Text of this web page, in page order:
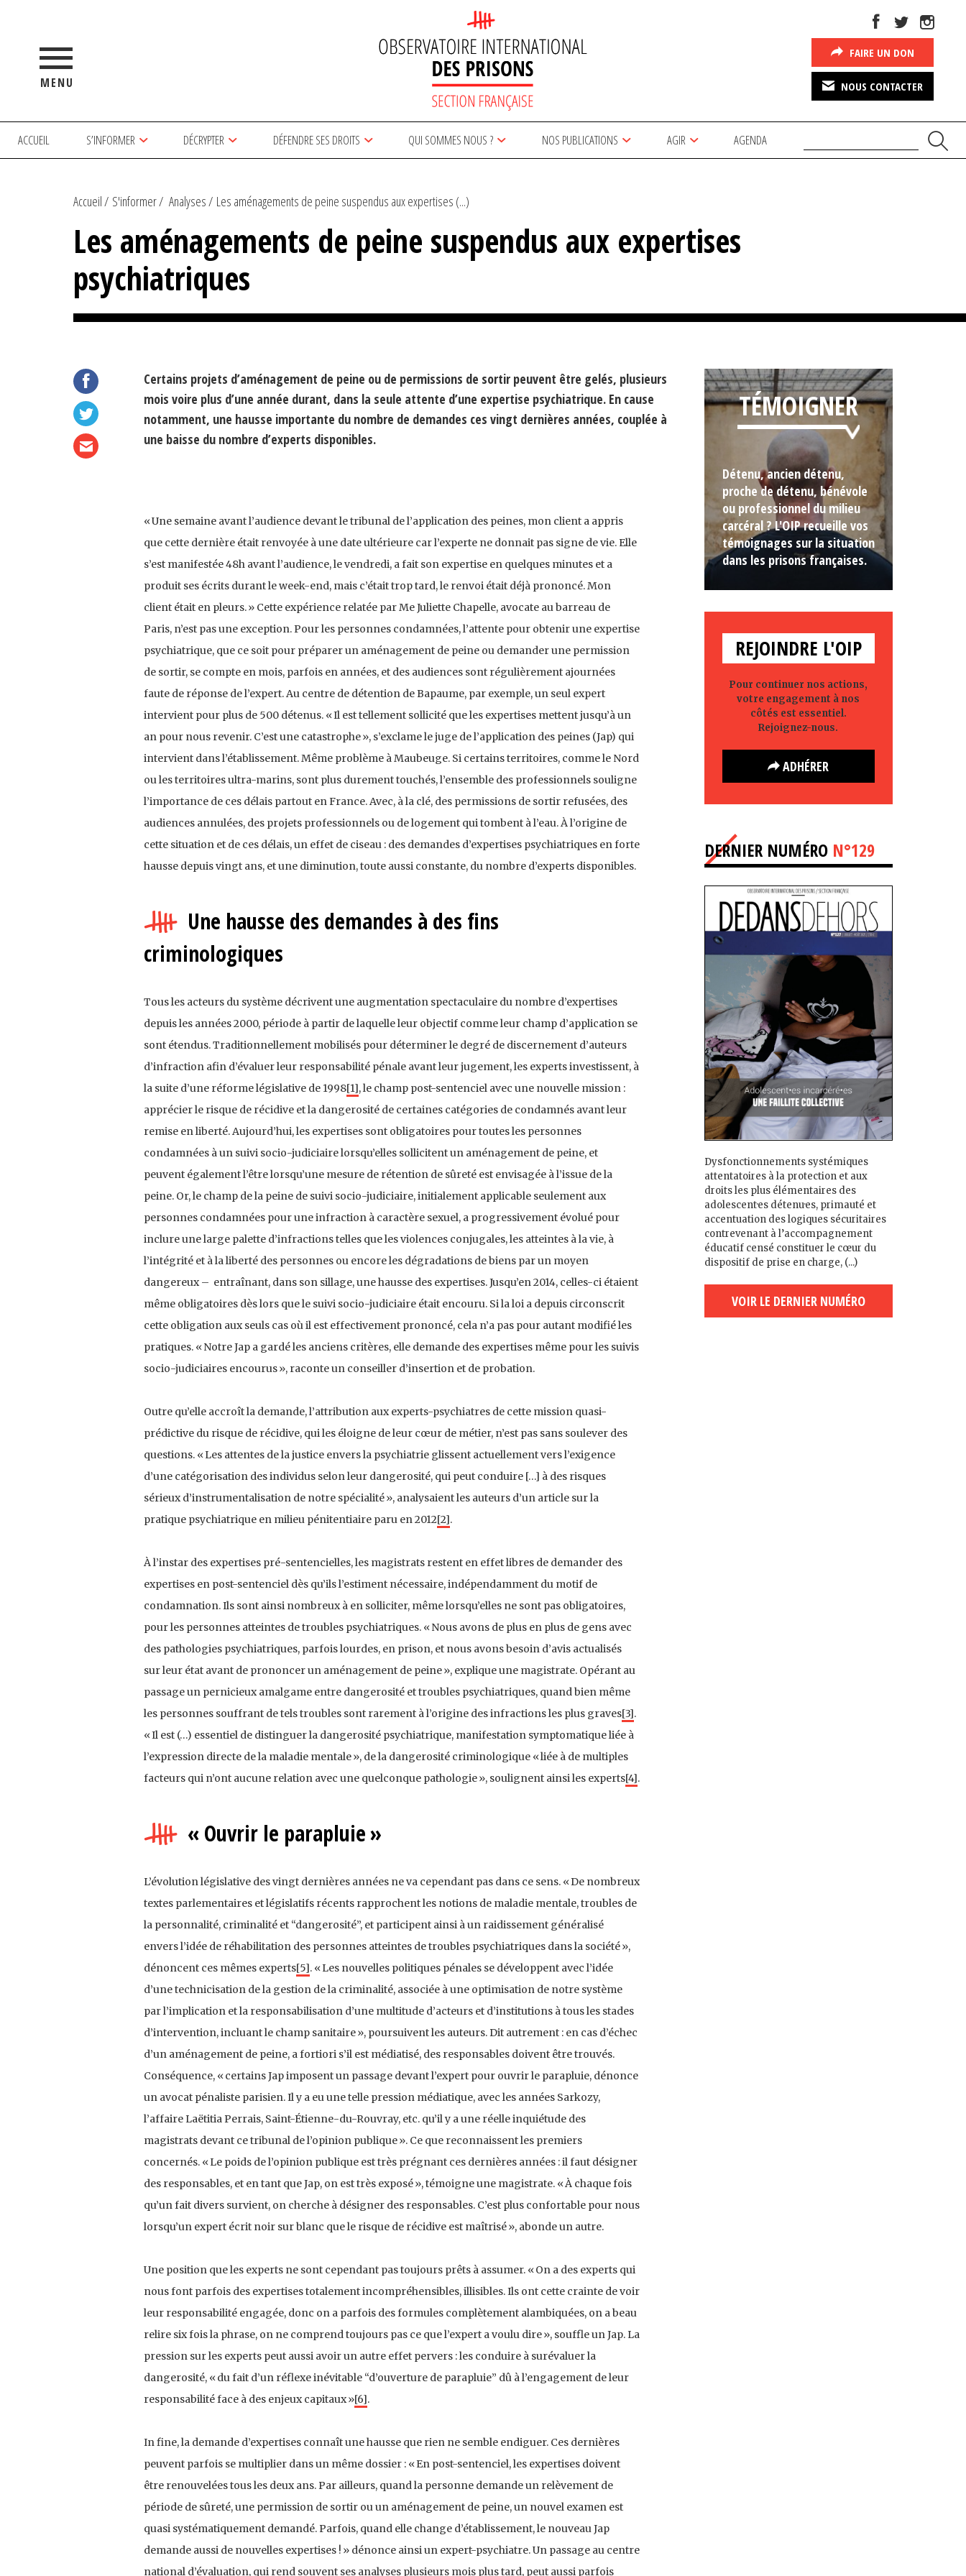
MENU
FAIRE UN DON
NOUS CONTACTER
ACCUEIL S’INFORMER DÉCRYPTER DÉFENDRE SES DROITS QUI SOMMES NOUS ? NOS PUBLICATIONS AGIR AGENDA
Accueil S'informer Analyses Les aménagements de peine suspendus aux expertises (...)
Les aménagements de peine suspendus aux expertises
psychiatriques
Certains projets d’aménagement de peine ou de permissions de sortir peuvent être gelés, plusieurs
mois voire plus d’une année durant, dans la seule attente d’une expertise psychiatrique. En cause
notamment, une hausse importante du nombre de demandes ces vingt dernières années, couplée à
une baisse du nombre d’experts disponibles.
« Une semaine avant l’audience devant le tribunal de l’application des peines, mon client a appris
que cette dernière était renvoyée à une date ultérieure car l’experte ne donnait pas signe de vie. Elle
s’est manifestée 48h avant l’audience, le vendredi, a fait son expertise en quelques minutes et a
produit ses écrits durant le week-end, mais c’était trop tard, le renvoi était déjà prononcé. Mon
client était en pleurs. » Cette expérience relatée par Me Juliette Chapelle, avocate au barreau de
Paris, n’est pas une exception. Pour les personnes condamnées, l’attente pour obtenir une expertise
psychiatrique, que ce soit pour préparer un aménagement de peine ou demander une permission
de sortir, se compte en mois, parfois en années, et des audiences sont régulièrement ajournées
faute de réponse de l’expert. Au centre de détention de Bapaume, par exemple, un seul expert
intervient pour plus de 500 détenus. « Il est tellement sollicité que les expertises mettent jusqu’à un
an pour nous revenir. C’est une catastrophe », s’exclame le juge de l’application des peines (Jap) qui
intervient dans l’établissement. Même problème à Maubeuge. Si certains territoires, comme le Nord
ou les territoires ultra-marins, sont plus durement touchés, l’ensemble des professionnels souligne
l’importance de ces délais partout en France. Avec, à la clé, des permissions de sortir refusées, des
audiences annulées, des projets professionnels ou de logement qui tombent à l’eau. À l’origine de
cette situation et de ces délais, un effet de ciseau : des demandes d’expertises psychiatriques en forte
hausse depuis vingt ans, et une diminution, toute aussi constante, du nombre d’experts disponibles.
Une hausse des demandes à des fins
criminologiques
Tous les acteurs du système décrivent une augmentation spectaculaire du nombre d’expertises
depuis les années 2000, période à partir de laquelle leur objectif comme leur champ d’application se
sont étendus. Traditionnellement mobilisés pour déterminer le degré de discernement d’auteurs
d’infraction afin d’évaluer leur responsabilité pénale avant leur jugement, les experts investissent, à
la suite d’une réforme législative de 1998[1], le champ post-sentenciel avec une nouvelle mission :
apprécier le risque de récidive et la dangerosité de certaines catégories de condamnés avant leur
remise en liberté. Aujourd’hui, les expertises sont obligatoires pour toutes les personnes
condamnées à un suivi socio-judiciaire lorsqu’elles sollicitent un aménagement de peine, et
peuvent également l’être lorsqu’une mesure de rétention de sûreté est envisagée à l’issue de la
peine. Or, le champ de la peine de suivi socio-judiciaire, initialement applicable seulement aux
personnes condamnées pour une infraction à caractère sexuel, a progressivement évolué pour
inclure une large palette d’infractions telles que les violences conjugales, les atteintes à la vie, à
l’intégrité et à la liberté des personnes ou encore les dégradations de biens par un moyen
dangereux – entraînant, dans son sillage, une hausse des expertises. Jusqu’en 2014, celles-ci étaient
même obligatoires dès lors que le suivi socio-judiciaire était encouru. Si la loi a depuis circonscrit
cette obligation aux seuls cas où il est effectivement prononcé, cela n’a pas pour autant modifié les
pratiques. « Notre Jap a gardé les anciens critères, elle demande des expertises même pour les suivis
socio-judiciaires encourus », raconte un conseiller d’insertion et de probation.
Outre qu’elle accroît la demande, l’attribution aux experts-psychiatres de cette mission quasi-
prédictive du risque de récidive, qui les éloigne de leur cœur de métier, n’est pas sans soulever des
questions. « Les attentes de la justice envers la psychiatrie glissent actuellement vers l’exigence
d’une catégorisation des individus selon leur dangerosité, qui peut conduire […] à des risques
sérieux d’instrumentalisation de notre spécialité », analysaient les auteurs d’un article sur la
pratique psychiatrique en milieu pénitentiaire paru en 2012[2].
À l’instar des expertises pré-sentencielles, les magistrats restent en effet libres de demander des
expertises en post-sentenciel dès qu’ils l’estiment nécessaire, indépendamment du motif de
condamnation. Ils sont ainsi nombreux à en solliciter, même lorsqu’elles ne sont pas obligatoires,
pour les personnes atteintes de troubles psychiatriques. « Nous avons de plus en plus de gens avec
des pathologies psychiatriques, parfois lourdes, en prison, et nous avons besoin d’avis actualisés
sur leur état avant de prononcer un aménagement de peine », explique une magistrate. Opérant au
passage un pernicieux amalgame entre dangerosité et troubles psychiatriques, quand bien même
les personnes souffrant de tels troubles sont rarement à l’origine des infractions les plus graves[3].
« Il est (…) essentiel de distinguer la dangerosité psychiatrique, manifestation symptomatique liée à
l’expression directe de la maladie mentale », de la dangerosité criminologique « liée à de multiples
facteurs qui n’ont aucune relation avec une quelconque pathologie », soulignent ainsi les experts[4].
« Ouvrir le parapluie »
L’évolution législative des vingt dernières années ne va cependant pas dans ce sens. « De nombreux
textes parlementaires et législatifs récents rapprochent les notions de maladie mentale, troubles de
la personnalité, criminalité et “dangerosité”, et participent ainsi à un raidissement généralisé
envers l’idée de réhabilitation des personnes atteintes de troubles psychiatriques dans la société »,
dénoncent ces mêmes experts[5]. « Les nouvelles politiques pénales se développent avec l’idée
d’une technicisation de la gestion de la criminalité, associée à une optimisation de notre système
par l’implication et la responsabilisation d’une multitude d’acteurs et d’institutions à tous les stades
d’intervention, incluant le champ sanitaire », poursuivent les auteurs. Dit autrement : en cas d’échec
d’un aménagement de peine, a fortiori s’il est médiatisé, des responsables doivent être trouvés.
Conséquence, « certains Jap imposent un passage devant l’expert pour ouvrir le parapluie, dénonce
un avocat pénaliste parisien. Il y a eu une telle pression médiatique, avec les années Sarkozy,
l’affaire Laëtitia Perrais, Saint-Étienne-du-Rouvray, etc. qu’il y a une réelle inquiétude des
magistrats devant ce tribunal de l’opinion publique ». Ce que reconnaissent les premiers
concernés. « Le poids de l’opinion publique est très prégnant ces dernières années : il faut désigner
des responsables, et en tant que Jap, on est très exposé », témoigne une magistrate. « À chaque fois
qu’un fait divers survient, on cherche à désigner des responsables. C’est plus confortable pour nous
lorsqu’un expert écrit noir sur blanc que le risque de récidive est maîtrisé », abonde un autre.
Une position que les experts ne sont cependant pas toujours prêts à assumer. « On a des experts qui
nous font parfois des expertises totalement incompréhensibles, illisibles. Ils ont cette crainte de voir
leur responsabilité engagée, donc on a parfois des formules complètement alambiquées, on a beau
relire six fois la phrase, on ne comprend toujours pas ce que l’expert a voulu dire », souffle un Jap. La
pression sur les experts peut aussi avoir un autre effet pervers : les conduire à surévaluer la
dangerosité, « du fait d’un réflexe inévitable “d’ouverture de parapluie” dû à l’engagement de leur
responsabilité face à des enjeux capitaux »[6].
In fine, la demande d’expertises connaît une hausse que rien ne semble endiguer. Ces dernières
peuvent parfois se multiplier dans un même dossier : « En post-sentenciel, les expertises doivent
être renouvelées tous les deux ans. Par ailleurs, quand la personne demande un relèvement de
période de sûreté, une permission de sortir ou un aménagement de peine, un nouvel examen est
quasi systématiquement demandé. Parfois, quand elle change d’établissement, le nouveau Jap
demande aussi de nouvelles expertises ! » dénonce ainsi un expert-psychiatre. Un passage au centre
national d’évaluation, qui rend souvent ses analyses plusieurs mois plus tard, peut aussi parfois
TÉMOIGNER
Détenu, ancien détenu,
proche de détenu, bénévole
ou professionnel du milieu
carcéral ? L'OIP recueille vos
témoignages sur la situation
dans les prisons françaises.
REJOINDRE L'OIP
Pour continuer nos actions,
votre engagement à nos
côtés est essentiel.
Rejoignez-nous.
ADHÉRER
DERNIER NUMÉRO N°129
Dysfonctionnements systémiques
attentatoires à la protection et aux
droits les plus élémentaires des
adolescent·es détenu·es, primauté et
accentuation des logiques sécuritaires
contrevenant à l’accompagnement
éducatif censé constituer le cœur du
dispositif de prise en charge, (...)
VOIR LE DERNIER NUMÉRO